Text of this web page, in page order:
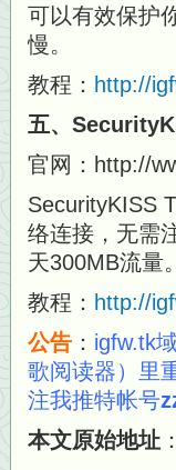
可以有效保护
慢。
教程： http://
五、
官网：http://
SecurityKISS
络连接，无需
天300MB流量。
教程： http://
公告 ： igfw.tk
歌阅读器）里
注我推特帐号
本文原始地址 ：